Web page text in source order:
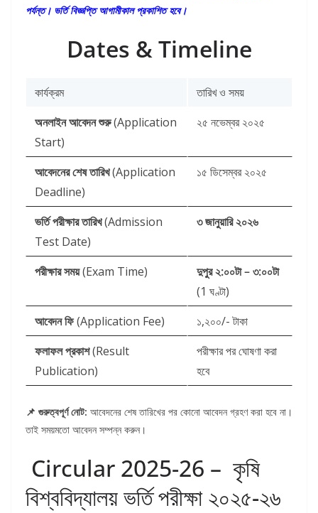
পর্যন্ত। ভর্তি বিজ্ঞপ্তি আগামীকাল প্রকাশিত হবে।
Dates & Timeline
কার্যক্রম
তারিখ ও সময়
অনলাইন আবেদন শুরু(Application
Start)
২৫ নভেম্বর ২০২৫
আবেদনের শেষ তারিখ(Application
Deadline)
১৫ ডিসেম্বর ২০২৫
ভর্তি পরীক্ষার তারিখ(Admission
Test Date)
৩ জানুয়ারি ২০২৬
পরীক্ষার সময়(Exam Time)
দুপুর ২:০০টা – ৩:০০টা
(1 ঘণ্টা)
আবেদন ফি(Application Fee)
১,২০০/- টাকা
ফলাফল প্রকাশ(Result
Publication)
পরীক্ষার পর ঘোষণা করা
হবে
📌 গুরুত্বপূর্ণ নোট: আবেদনের শেষ তারিখের পর কোনো আবেদন গ্রহণ করা হবে না।
তাই সময়মতো আবেদন সম্পন্ন করুন।
Circular 2025-26 – কৃষি
বিশ্ববিদ্যালয় ভর্তি পরীক্ষা ২০২৫-২৬